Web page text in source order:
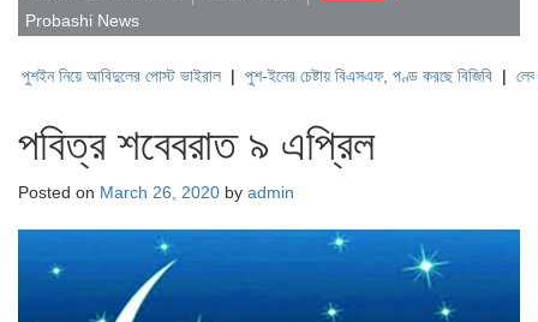
Probashi News
আবিদুলের পোস্ট ভাইরাল| পুশ-ইনের চেষ্টায় বিএসএফ, পণ্ড করছে বিজিবি|লেবাননের
পবিত্র শবেবরাত ৯ এপ্রিল
Posted on March 26, 2020 by admin